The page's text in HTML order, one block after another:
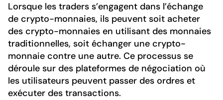
Lorsque les traders s’engagent dans l’échange
de crypto-monnaies, ils peuvent soit acheter
des crypto-monnaies en utilisant des monnaies
traditionnelles, soit échanger une crypto-
monnaie contre une autre. Ce processus se
déroule sur des plateformes de négociation où
les utilisateurs peuvent passer des ordres et
exécuter des transactions.